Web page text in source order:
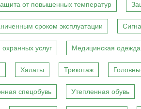
от повышенных температур
сроком эксплуатации
услуг Медицинская одежда
Халаты Трикотаж
спецобувь Утепленная обувь